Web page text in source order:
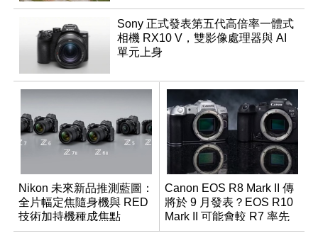
Sony 正式發表第五代高倍率一體式
相機 RX10 V，雙影像處理器與 AI
單元上身
Nikon 未來新品推測藍圖：
全片幅定焦隨身機與 RED
技術加持機種成焦點
Canon EOS R8 Mark II 傳
將於 9 月發表？EOS R10
Mark II 可能會較 R7 率先
推出